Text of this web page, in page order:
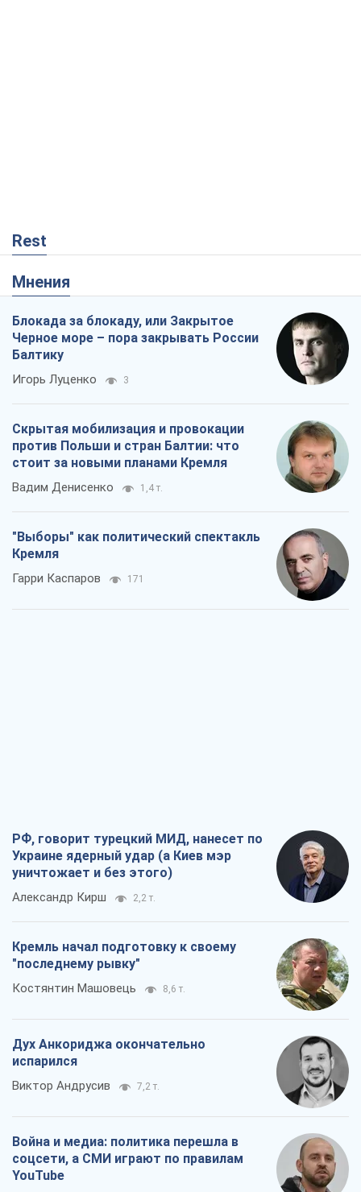
Rest
Мнения
Блокада за блокаду, или Закрытое
Черное море – пора закрывать России
Балтику
Игорь Луценко 3
Скрытая мобилизация и провокации
против Польши и стран Балтии: что
стоит за новыми планами Кремля
Вадим Денисенко 1,4 т.
"Выборы" как политический спектакль
Кремля
Гарри Каспаров 171
РФ, говорит турецкий МИД, нанесет по
Украине ядерный удар (а Киев мэр
уничтожает и без этого)
Александр Кирш 2,2 т.
Кремль начал подготовку к своему
"последнему рывку"
Костянтин Машовець 8,6 т.
Дух Анкориджа окончательно
испарился
Виктор Андрусив 7,2 т.
Война и медиа: политика перешла в
соцсети, а СМИ играют по правилам
YouTube